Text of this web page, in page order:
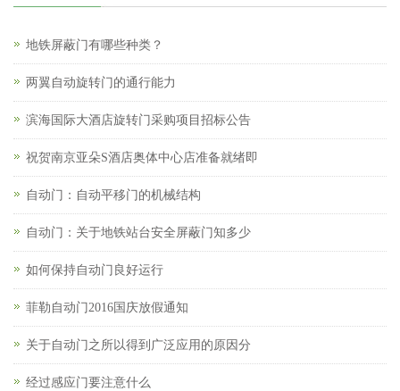
地铁屏蔽门有哪些种类？
两翼自动旋转门的通行能力
滨海国际大酒店旋转门采购项目招标公告
祝贺南京亚朵S酒店奥体中心店准备就绪即
自动门：自动平移门的机械结构
自动门：关于地铁站台安全屏蔽门知多少
如何保持自动门良好运行
菲勒自动门2016国庆放假通知
关于自动门之所以得到广泛应用的原因分
经过感应门要注意什么